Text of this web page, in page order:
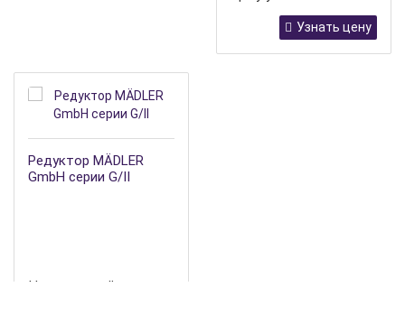
Узнать цену
Редуктор MÄDLER
GmbH серии G/II
Цену уточняйте